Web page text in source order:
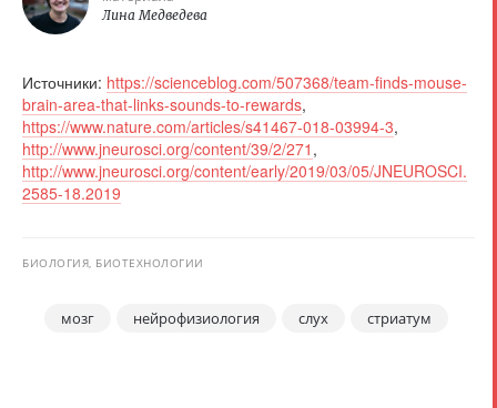
Лина Медведева
Источники: https://scienceblog.com/507368/team-finds-mouse-
brain-area-that-links-sounds-to-rewards,
https://www.nature.com/articles/s41467-018-03994-3,
http://www.jneurosci.org/content/39/2/271 ,
http://www.jneurosci.org/content/early/2019/03/05/JNEUROSCI.
2585-18.2019
БИОЛОГИЯ, БИОТЕХНОЛОГИИ
мозг нейрофизиология слух стриатум